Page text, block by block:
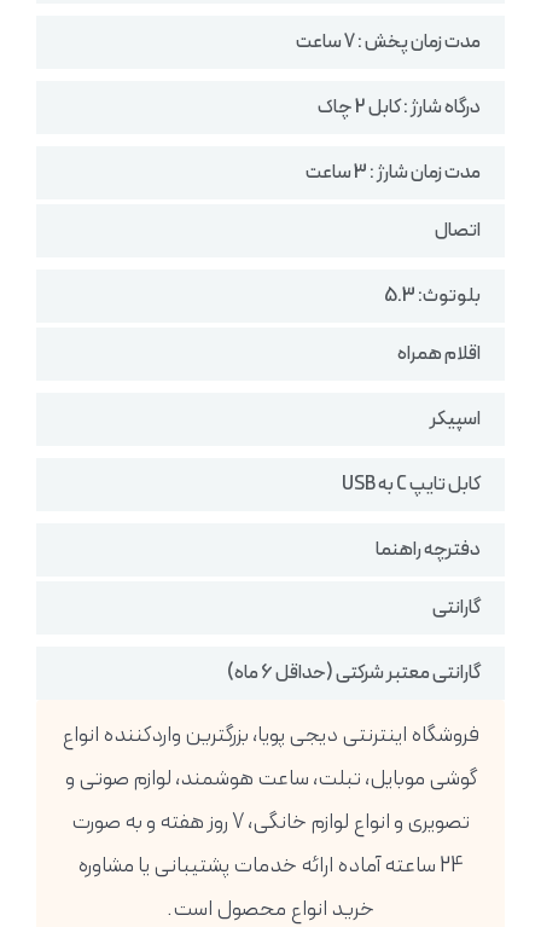
مدت زمان پخش : 7 ساعت
درگاه شارژ : کابل 2 چاک
مدت زمان شارژ : 3 ساعت
اتصال
بلوتوث: 5.3
اقلام همراه
اسپیکر
کابل تایپ C به USB
دفترچه راهنما
گارانتی
گارانتی معتبر شرکتی (حداقل 6 ماه)
فروشگاه اینترنتی دیجی پویا، بزرگترین واردکننده انواع
گوشی موبایل، تبلت، ساعت هوشمند، لوازم صوتی و
تصویری و انواع لوازم خانگی، 7 روز هفته و به صورت
24 ساعته آماده ارائه خدمات پشتیبانی یا مشاوره
خرید انواع محصول است.